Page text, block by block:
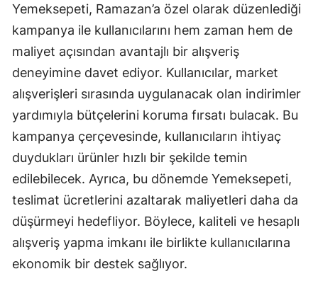
Yemeksepeti, Ramazan’a özel olarak düzenlediği
kampanya ile kullanıcılarını hem zaman hem de
maliyet açısından avantajlı bir alışveriş
deneyimine davet ediyor. Kullanıcılar, market
alışverişleri sırasında uygulanacak olan indirimler
yardımıyla bütçelerini koruma fırsatı bulacak. Bu
kampanya çerçevesinde, kullanıcıların ihtiyaç
duydukları ürünler hızlı bir şekilde temin
edilebilecek. Ayrıca, bu dönemde Yemeksepeti,
teslimat ücretlerini azaltarak maliyetleri daha da
düşürmeyi hedefliyor. Böylece, kaliteli ve hesaplı
alışveriş yapma imkanı ile birlikte kullanıcılarına
ekonomik bir destek sağlıyor.